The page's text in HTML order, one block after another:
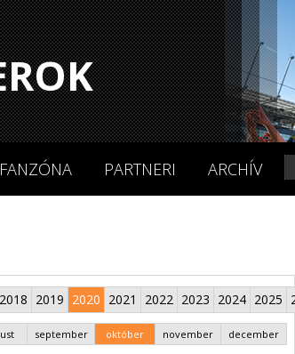
FANZÓNA PARTNERI ARCHÍV
2018 2019 2020 2021 2022 2023 2024 2025
september október november december